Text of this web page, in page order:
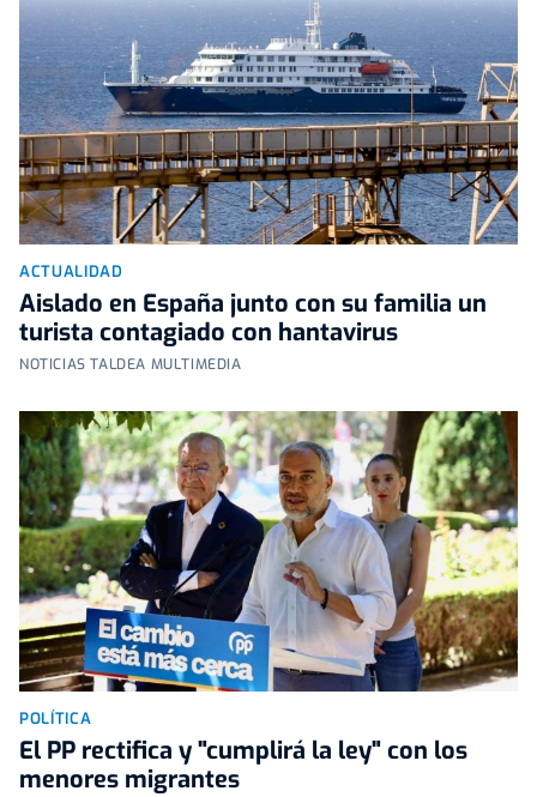
ACTUALIDAD
Aislado en España junto con su familia un
turista contagiado con hantavirus
NOTICIAS TALDEA MULTIMEDIA
POLÍTICA
El PP rectifica y "cumplirá la ley" con los
menores migrantes